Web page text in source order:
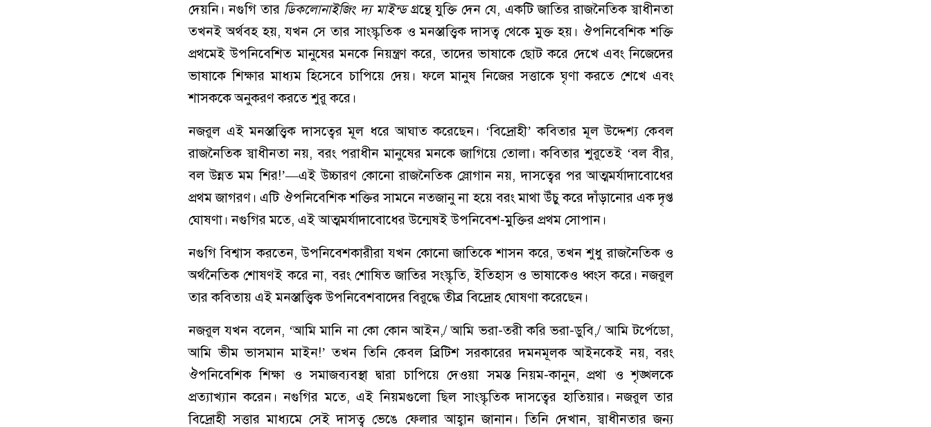
দেয়নি। নগুগি তার ডিকলোনাইজিং দ্য মাইন্ডগ্রন্থে যুক্তি দেন যে, একটি জাতির রাজনৈতিক স্বাধীনতা
তখনই অর্থবহ হয়, যখন সে তার সাংস্কৃতিক ও মনস্তাত্ত্বিক দাসত্ব থেকে মুক্ত হয়। ঔপনিবেশিক শক্তি
প্রথমেই উপনিবেশিত মানুষের মনকে নিয়ন্ত্রণ করে, তাদের ভাষাকে ছোট করে দেখে এবং নিজেদের
ভাষাকে শিক্ষার মাধ্যম হিসেবে চাপিয়ে দেয়। ফলে মানুষ নিজের সত্তাকে ঘৃণা করতে শেখে এবং
শাসককে অনুকরণ করতে শুরু করে।
নজরুল এই মনস্তাত্ত্বিক দাসত্বের মূল ধরে আঘাত করেছেন। ‘বিদ্রোহী’ কবিতার মূল উদ্দেশ্য কেবল
রাজনৈতিক স্বাধীনতা নয়, বরং পরাধীন মানুষের মনকে জাগিয়ে তোলা। কবিতার শুরুতেই ‘বল বীর,
বল উন্নত মম শির!’—এই উচ্চারণ কোনো রাজনৈতিক স্লোগান নয়, দাসত্বের পর আত্মমর্যাদাবোধের
প্রথম জাগরণ। এটি ঔপনিবেশিক শক্তির সামনে নতজানু না হয়ে বরং মাথা উঁচু করে দাঁড়ানোর এক দৃপ্ত
ঘোষণা। নগুগির মতে, এই আত্মমর্যাদাবোধের উন্মেষই উপনিবেশ-মুক্তির প্রথম সোপান।
নগুগি বিশ্বাস করতেন, উপনিবেশকারীরা যখন কোনো জাতিকে শাসন করে, তখন শুধু রাজনৈতিক ও
অর্থনৈতিক শোষণই করে না, বরং শোষিত জাতির সংস্কৃতি, ইতিহাস ও ভাষাকেও ধ্বংস করে। নজরুল
তার কবিতায় এই মনস্তাত্ত্বিক উপনিবেশবাদের বিরুদ্ধে তীব্র বিদ্রোহ ঘোষণা করেছেন।
নজরুল যখন বলেন, ‘আমি মানি না কো কোন আইন,/ আমি ভরা-তরী করি ভরা-ডুবি,/ আমি টর্পেডো,
আমি ভীম ভাসমান মাইন!’ তখন তিনি কেবল ব্রিটিশ সরকারের দমনমূলক আইনকেই নয়, বরং
ঔপনিবেশিক শিক্ষা ও সমাজব্যবস্থা দ্বারা চাপিয়ে দেওয়া সমস্ত নিয়ম-কানুন, প্রথা ও শৃঙ্খলকে
প্রত্যাখ্যান করেন। নগুগির মতে, এই নিয়মগুলো ছিল সাংস্কৃতিক দাসত্বের হাতিয়ার। নজরুল তার
বিদ্রোহী সত্তার মাধ্যমে সেই দাসত্ব ভেঙে ফেলার আহ্বান জানান। তিনি দেখান, স্বাধীনতার জন্য